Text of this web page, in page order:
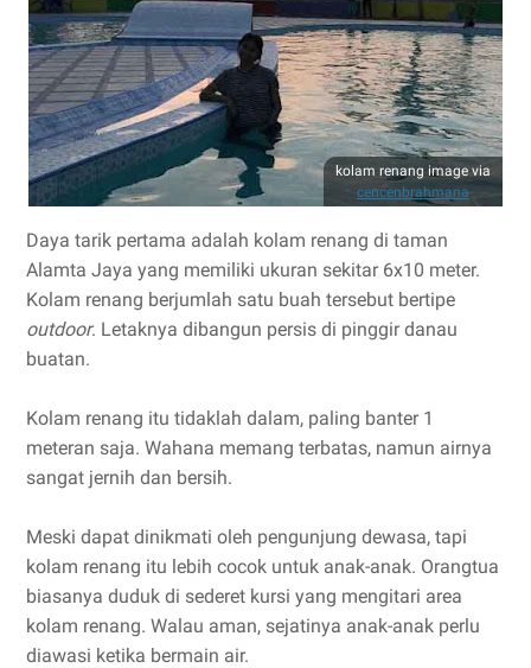
kolam renang image via
cencenbrahmana
Daya tarik pertama adalah kolam renang di taman
Alamta Jaya yang memiliki ukuran sekitar 6x10 meter.
Kolam renang berjumlah satu buah tersebut bertipe
outdoor. Letaknya dibangun persis di pinggir danau
buatan.
Kolam renang itu tidaklah dalam, paling banter 1
meteran saja. Wahana memang terbatas, namun airnya
sangat jernih dan bersih.
Meski dapat dinikmati oleh pengunjung dewasa, tapi
kolam renang itu lebih cocok untuk anak-anak. Orangtua
biasanya duduk di sederet kursi yang mengitari area
kolam renang. Walau aman, sejatinya anak-anak perlu
diawasi ketika bermain air.